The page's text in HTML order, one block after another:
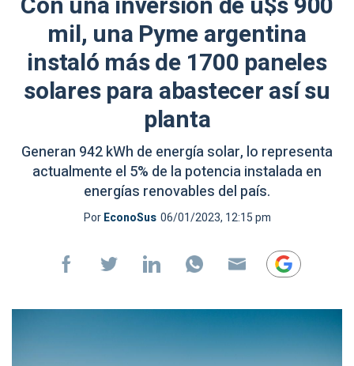
mil, una Pyme argentina
instaló más de 1700 paneles
solares para abastecer así su
planta
Generan 942 kWh de energía solar, lo representa
actualmente el 5% de la potencia instalada en
energías renovables del país.
PorEconoSus 06/01/2023, 12:15 pm